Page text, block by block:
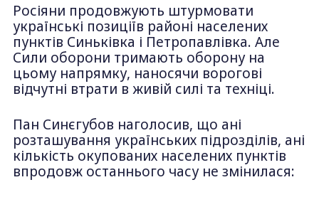
Росіяни продовжують штурмовати
українські позиціїв районі населених
пунктів Синьківка і Петропавлівка. Але
Сили оборони тримають оборону на
цьому напрямку, наносячи ворогові
відчутні втрати в живій силі та техніці.
Пан Синєгубов наголосив, що ані
розташування українських підрозділів, ані
кількість окупованих населених пунктів
впродовж останнього часу не змінилася: